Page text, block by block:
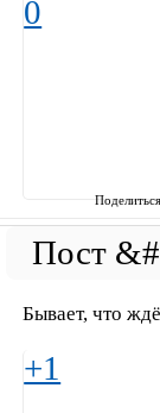
0
Бывает, что
+1